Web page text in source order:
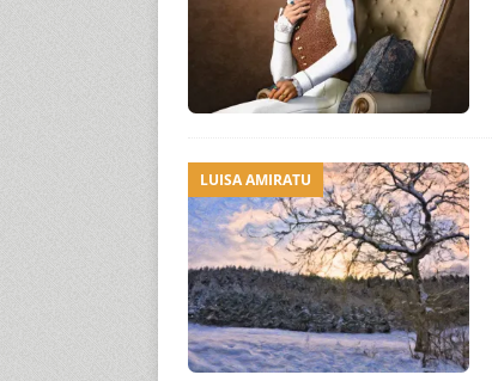
LUISA AMIRATU